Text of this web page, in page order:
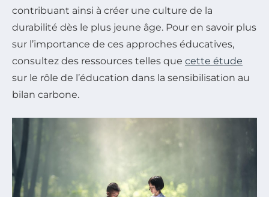
contribuant ainsi à créer une culture de la
durabilité dès le plus jeune âge. Pour en savoir plus
sur l’importance de ces approches éducatives,
consultez des ressources telles que cette étude
sur le rôle de l’éducation dans la sensibilisation au
bilan carbone.